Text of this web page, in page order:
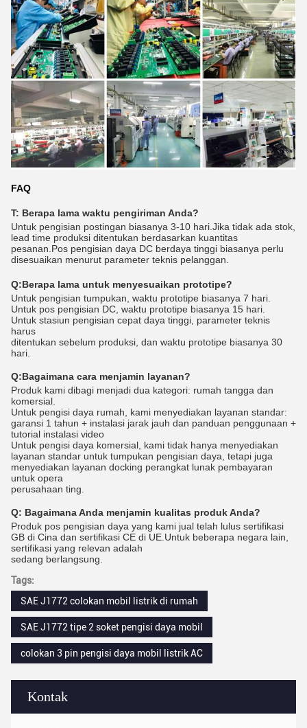
Kontak
FAQ
T: Berapa lama waktu pengiriman Anda?
Untuk pengisian postingan biasanya 3-10 hari.Jika tidak ada stok,
lead time produksi ditentukan berdasarkan kuantitas
pesanan.Pos pengisian daya DC berdaya tinggi biasanya perlu
disesuaikan menurut parameter teknis pelanggan.
Q:Berapa lama untuk menyesuaikan prototipe?
Untuk pengisian tumpukan, waktu prototipe biasanya 7 hari.
Untuk pos pengisian DC, waktu prototipe biasanya 15 hari.
Untuk stasiun pengisian cepat daya tinggi, parameter teknis
harus
ditentukan sebelum produksi, dan waktu prototipe biasanya 30
hari.
Q:Bagaimana cara menjamin layanan?
Produk kami dibagi menjadi dua kategori: rumah tangga dan
komersial.
Untuk pengisi daya rumah, kami menyediakan layanan standar:
garansi 1 tahun + instalasi jarak jauh dan panduan penggunaan +
tutorial instalasi video
Untuk pengisi daya komersial, kami tidak hanya menyediakan
layanan standar untuk tumpukan pengisian daya, tetapi juga
menyediakan layanan docking perangkat lunak pembayaran
untuk opera
perusahaan ting.
Q: Bagaimana Anda menjamin kualitas produk Anda?
Produk pos pengisian daya yang kami jual telah lulus sertifikasi
GB di Cina dan sertifikasi CE di UE.Untuk beberapa negara lain,
sertifikasi yang relevan adalah
sedang berlangsung.
Tags:
SAE J1772 colokan mobil listrik di rumah
SAE J1772 tipe 2 soket pengisi daya mobil
colokan 3 pin pengisi daya mobil listrik AC